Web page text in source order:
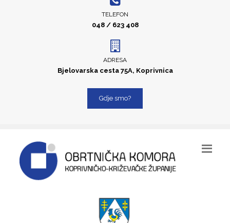
TELEFON
048 / 623 408
ADRESA
Bjelovarska cesta 75A, Koprivnica
Gdje smo?